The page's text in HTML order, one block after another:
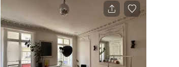
fauteuils en velours moutarde ajoutent une
touche à la fois élégante et conviviale.
L'ensemble crée une ambiance chaleureuse,
vivante et inspirante, typiquement
parisienne. Les grandes fenêtres avant
laissent entrer une belle lumière toute la